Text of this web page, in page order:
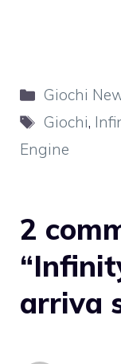
Categorie
Giochi
Tag
Giochi,
Engine
2
arriva